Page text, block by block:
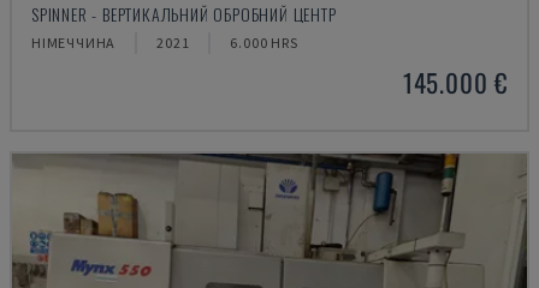
SPINNER - ВЕРТИКАЛЬНИЙ ОБРОБНИЙ ЦЕНТР
НІМЕЧЧИНА 2021 6.000 HRS
145.000 €